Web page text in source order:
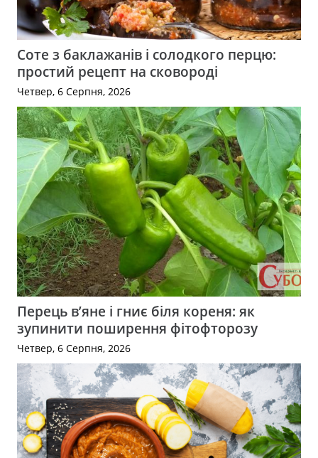
Соте з баклажанів і солодкого перцю:
простий рецепт на сковороді
Четвер, 6 Серпня, 2026
Перець в’яне і гниє біля кореня: як
зупинити поширення фітофторозу
Четвер, 6 Серпня, 2026